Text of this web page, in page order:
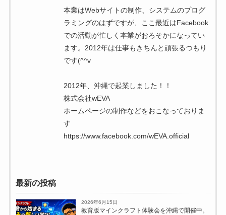
本業はWebサイトの制作、システムのプログ
ラミングのはずですが、ここ最近はFacebook
での活動が忙しく本業がおろそかになってい
ます。2012年は仕事もきちんと頑張るつもり
です(^^v
2012年、沖縄で起業しました！！
株式会社wEVA
ホームページの制作などをおこなっておりま
す
https://www.facebook.com/wEVA.official
最新の投稿
2026年6月15日
教育版マインクラフト体験会を沖縄で開催中。